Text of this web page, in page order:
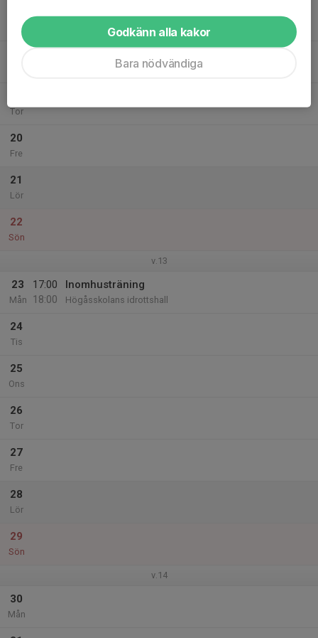
Tis
Tor
20
Fre
21
Lör
22
Sön
v.13
23
Mån
17:00
18:00
Inomhusträning
Högåsskolans idrottshall
24
Tis
25
Ons
26
Tor
27
Fre
28
Lör
29
Sön
v.14
30
Mån
Godkänn alla kakor
Bara nödvändiga